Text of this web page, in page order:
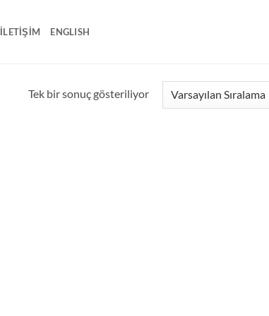
İLETİŞİM ENGLISH
Tek bir sonuç gösteriliyor